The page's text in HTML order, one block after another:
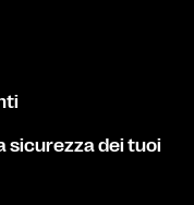
sicurezza dei tuoi